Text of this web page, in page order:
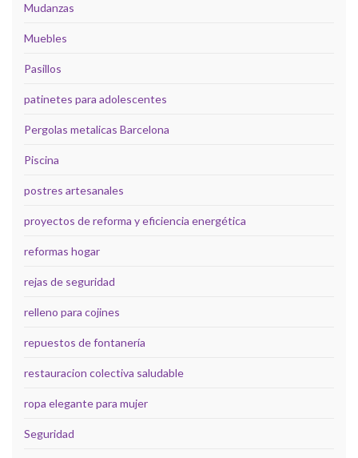
Mudanzas
Muebles
Pasillos
patinetes para adolescentes
Pergolas metalicas Barcelona
Piscina
postres artesanales
proyectos de reforma y eficiencia energética
reformas hogar
rejas de seguridad
relleno para cojines
repuestos de fontanería
restauracion colectiva saludable
ropa elegante para mujer
Seguridad